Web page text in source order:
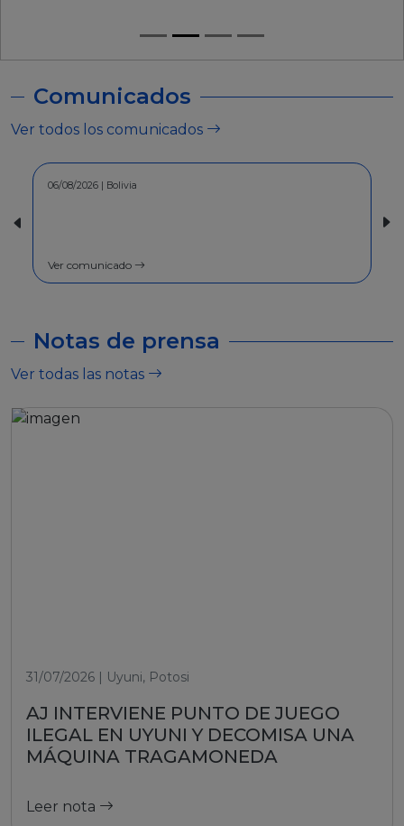
Comunicados
Ver todos los comunicados
06/08/2026 | Bolivia
Ver comunicado
COMUNICADO - A la
Notas de prensa
Ver todas las notas
31/07/2026 | Uyuni, Potosi
AJ INTERVIENE PUNTO DE JUEGO
ILEGAL EN UYUNI Y DECOMISA UNA
MÁQUINA TRAGAMONEDA
Leer nota